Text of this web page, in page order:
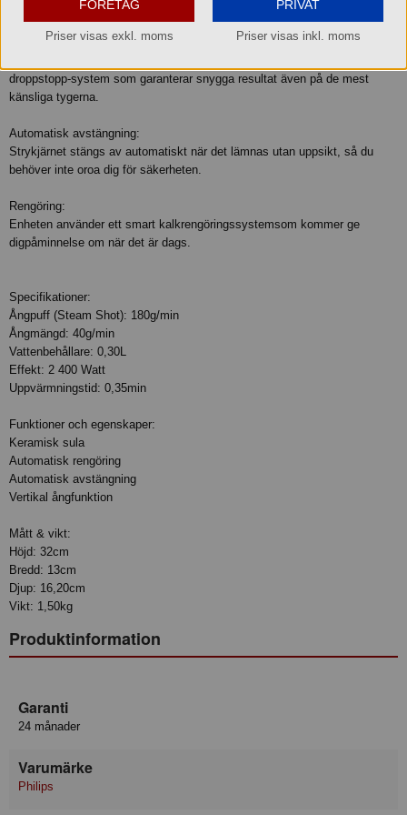
Droppstopp-system:
droppstopp-system som garanterar snygga resultat även på de mest
känsliga tygerna.
Automatisk avstängning:
Strykjärnet stängs av automatiskt när det lämnas utan uppsikt, så du
behöver inte oroa dig för säkerheten.
Rengöring:
Enheten använder ett smart kalkrengöringssystemsom kommer ge
digpåminnelse om när det är dags.
Specifikationer:
Ångpuff (Steam Shot): 180g/min
Ångmängd: 40g/min
Vattenbehållare: 0,30L
Effekt: 2 400 Watt
Uppvärmningstid: 0,35min
Funktioner och egenskaper:
Keramisk sula
Automatisk rengöring
Automatisk avstängning
Vertikal ångfunktion
Mått & vikt:
Höjd: 32cm
Bredd: 13cm
Djup: 16,20cm
Vikt: 1,50kg
Produktinformation
Garanti
24 månader
Varumärke
Philips
FÖRETAG
Priser visas exkl. moms
PRIVAT
Priser visas inkl. moms